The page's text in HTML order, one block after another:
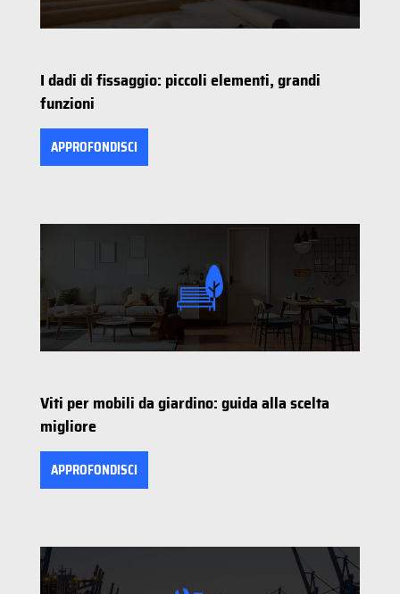
I dadi di fissaggio: piccoli elementi, grandi
funzioni
APPROFONDISCI
Viti per mobili da giardino: guida alla scelta
migliore
APPROFONDISCI